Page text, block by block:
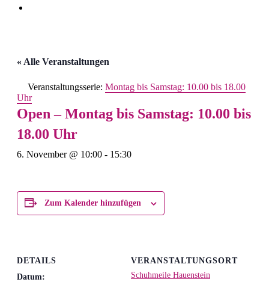
« Alle Veranstaltungen
Veranstaltungsserie: Montag bis Samstag: 10.00 bis 18.00
Uhr
Open – Montag bis Samstag: 10.00 bis
18.00 Uhr
6. November @ 10:00 - 15:30
Zum Kalender hinzufügen
DETAILS
Datum:
VERANSTALTUNGSORT
Schuhmeile Hauenstein